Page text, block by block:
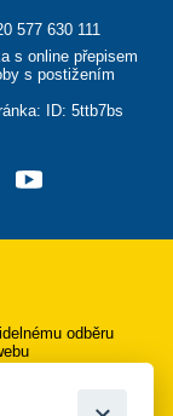
577 630 111
s online přepisem
s postižením
ID: 5ttb7bs
odběru